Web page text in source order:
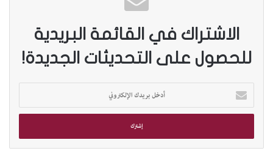
الاشتراك في القائمة البريدية
للحصول على التحديثات الجديدة!
خ
ب